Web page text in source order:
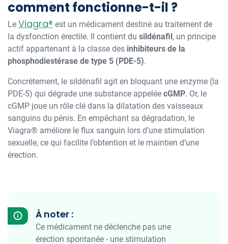
comment fonctionne-t-il ?
Le Viagra® est un médicament destiné au traitement de
la dysfonction érectile. Il contient du sildénafil, un principe
actif appartenant à la classe des inhibiteurs de la
phosphodiestérase de type 5 (PDE-5).
Concrètement, le sildénafil agit en bloquant une enzyme (la
PDE-5) qui dégrade une substance appelée cGMP. Or, le
cGMP joue un rôle clé dans la dilatation des vaisseaux
sanguins du pénis. En empêchant sa dégradation, le
Viagra® améliore le flux sanguin lors d’une stimulation
sexuelle, ce qui facilite l’obtention et le maintien d’une
érection.
À noter :
Ce médicament ne déclenche pas une
érection spontanée - une stimulation